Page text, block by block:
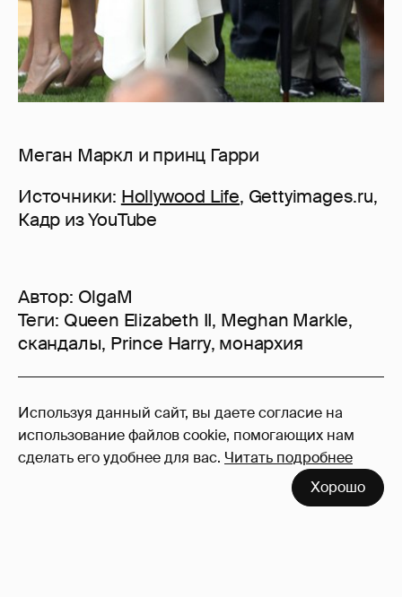
Используя данный сайт, вы даете согласие на
использование файлов cookie, помогающих нам
сделать его удобнее для вас. Читать подробнее
Хорошо
Меган Маркл и принц Гарри
Источники: Hollywood Life, Gettyimages.ru,
Кадр из YouTube
Автор: OlgaM
Теги: Queen Elizabeth II, Meghan Markle,
скандалы, Prince Harry, монархия
90
Войдите в аккаунт, чтобы читать и
оставлять комментарии